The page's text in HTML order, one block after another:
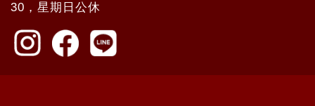
30，星期日公休